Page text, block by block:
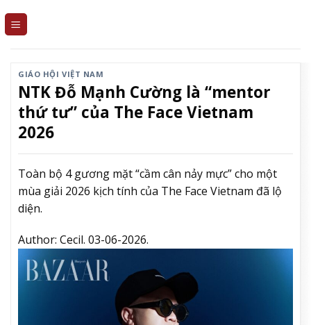
GIÁO HỘI VIỆT NAM
NTK Đỗ Mạnh Cường là “mentor
thứ tư” của The Face Vietnam
2026
Toàn bộ 4 gương mặt “cầm cân nảy mực” cho một
mùa giải 2026 kịch tính của The Face Vietnam đã lộ
diện.
Author: Cecil. 03-06-2026.